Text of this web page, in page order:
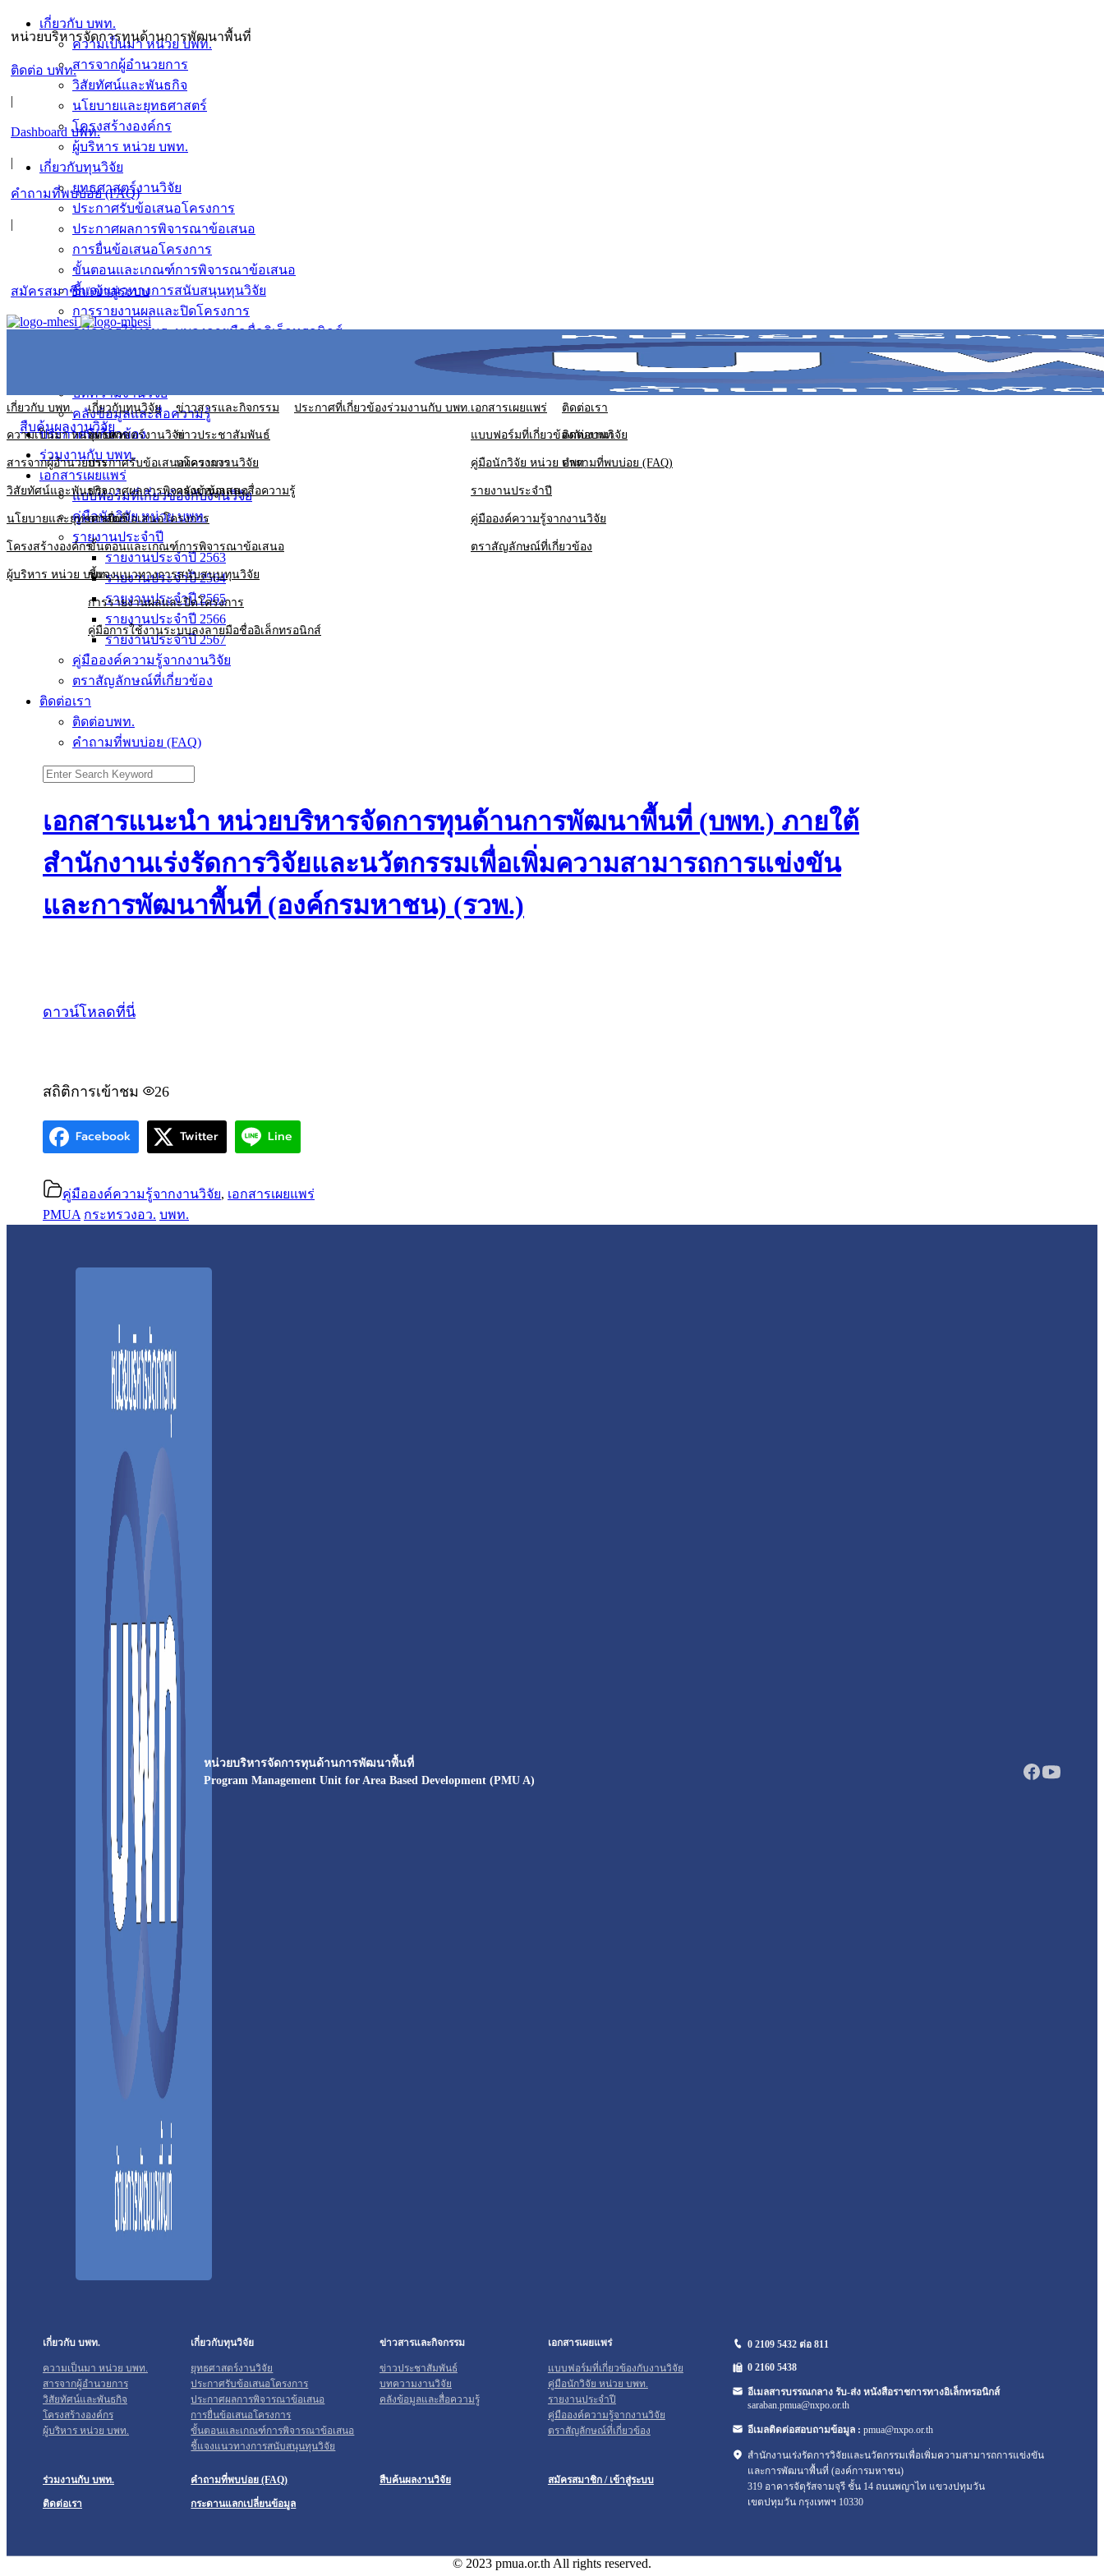
หน่วยบริหารจัดการทุนด้านการพัฒนาพื้นที่
ติดต่อ บพท.
|
Dashboard บพท.
|
คำถามที่พบบ่อย (FAQ)
|
สมัครสมาชิก/เข้าสู่ระบบ
เกี่ยวกับ บพท.
ความเป็นมา หน่วย บพท.
สารจากผู้อำนวยการ
วิสัยทัศน์และพันธกิจ
นโยบายและยุทธศาสตร์
โครงสร้างองค์กร
ผู้บริหาร หน่วย บพท.
เกี่ยวกับทุนวิจัย
ยุทธศาสตร์งานวิจัย
ประกาศรับข้อเสนอโครงการ
ประกาศผลการพิจารณาข้อเสนอ
การยื่นข้อเสนอโครงการ
ขั้นตอนและเกณฑ์การพิจารณาข้อเสนอ
ชี้แจงแนวทางการสนับสนุนทุนวิจัย
การรายงานผลและปิดโครงการ
คู่มือการใช้งานระบบลงลายมือชื่ออิเล็กทรอนิกส์
ข่าวสารและกิจกรรม
ข่าวประชาสัมพันธ์
บทความงานวิจัย
คลังข้อมูลและสื่อความรู้
ประกาศที่เกี่ยวข้องร่วมงานกับ บพท.เอกสารเผยแพร่
แบบฟอร์มที่เกี่ยวข้องกับงานวิจัย
คู่มือนักวิจัย หน่วย บพท.
รายงานประจำปี
คู่มือองค์ความรู้จากงานวิจัย
ตราสัญลักษณ์ที่เกี่ยวข้อง
ติดต่อเรา
ติดต่อบพท.
คำถามที่พบบ่อย (FAQ)
สืบค้นผลงานวิจัย
เกี่ยวกับ บพท.
ความเป็นมา หน่วย บพท.
สารจากผู้อำนวยการ
วิสัยทัศน์และพันธกิจ
นโยบายและยุทธศาสตร์
โครงสร้างองค์กร
ผู้บริหาร หน่วย บพท.
เกี่ยวกับทุนวิจัย
ยุทธศาสตร์งานวิจัย
ประกาศรับข้อเสนอโครงการ
ประกาศผลการพิจารณาข้อเสนอ
การยื่นข้อเสนอโครงการ
ขั้นตอนและเกณฑ์การพิจารณาข้อเสนอ
ชี้แจงแนวทางการสนับสนุนทุนวิจัย
การรายงานผลและปิดโครงการ
คู่มือการใช้งานระบบลงลายมือชื่ออิเล็กทรอนิกส์
บทความงานวิจัย
คลังข้อมูลและสื่อความรู้
ประกาศที่เกี่ยวข้อง
ร่วมงานกับ บพท.
เอกสารเผยแพร่
แบบฟอร์มที่เกี่ยวข้องกับงานวิจัย
คู่มือนักวิจัย หน่วย บพท.
รายงานประจำปี
รายงานประจำปี 2563
รายงานประจำปี 2564
รายงานประจำปี 2565
รายงานประจำปี 2566
รายงานประจำปี 2567
คู่มือองค์ความรู้จากงานวิจัย
ตราสัญลักษณ์ที่เกี่ยวข้อง
ติดต่อเรา
ติดต่อบพท.
คำถามที่พบบ่อย (FAQ)
เอกสารแนะนำ หน่วยบริหารจัดการทุนด้านการพัฒนาพื้นที่ (บพท.) ภายใต้
สำนักงานเร่งรัดการวิจัยและนวัตกรรมเพื่อเพิ่มความสามารถการแข่งขัน
และการพัฒนาพื้นที่ (องค์กรมหาชน) (รวพ.)
ดาวน์โหลดที่นี่
สถิติการเข้าชม 26
Facebook Twitter Line
คู่มือองค์ความรู้จากงานวิจัย, เอกสารเผยแพร่
PMUA กระทรวงอว. บพท.
หน่วยบริหารจัดการทุนด้านการพัฒนาพื้นที่
Program Management Unit for Area Based Development (PMU A)
เกี่ยวกับ บพท.
ความเป็นมา หน่วย บพท.
สารจากผู้อำนวยการ
วิสัยทัศน์และพันธกิจ
โครงสร้างองค์กร
ผู้บริหาร หน่วย บพท.
เกี่ยวกับทุนวิจัย
ยุทธศาสตร์งานวิจัย
ประกาศรับข้อเสนอโครงการ
ประกาศผลการพิจารณาข้อเสนอ
การยื่นข้อเสนอโครงการ
ขั้นตอนและเกณฑ์การพิจารณาข้อเสนอ
ชี้แจงแนวทางการสนับสนุนทุนวิจัย
ข่าวสารและกิจกรรม
ข่าวประชาสัมพันธ์
บทความงานวิจัย
คลังข้อมูลและสื่อความรู้
เอกสารเผยแพร่
แบบฟอร์มที่เกี่ยวข้องกับงานวิจัย
คู่มือนักวิจัย หน่วย บพท.
รายงานประจำปี
คู่มือองค์ความรู้จากงานวิจัย
ตราสัญลักษณ์ที่เกี่ยวข้อง
ร่วมงานกับ บพท.
ติดต่อเรา
คำถามที่พบบ่อย (FAQ)
กระดานแลกเปลี่ยนข้อมูล
สืบค้นผลงานวิจัย สมัครสมาชิก / เข้าสู่ระบบ
0 2109 5432 ต่อ 811
0 2160 5438
อีเมลสารบรรณกลาง รับ-ส่ง หนังสือราชการทางอิเล็กทรอนิกส์
saraban.pmua@nxpo.or.th
อีเมลติดต่อสอบถามข้อมูล : pmua@nxpo.or.th
สำนักงานเร่งรัดการวิจัยและนวัตกรรมเพื่อเพิ่มความสามารถการแข่งขัน
และการพัฒนาพื้นที่ (องค์การมหาชน)
319 อาคารจัตุรัสจามจุรี ชั้น 14 ถนนพญาไท แขวงปทุมวัน
เขตปทุมวัน กรุงเทพฯ 10330
© 2023 pmua.or.th All rights reserved.